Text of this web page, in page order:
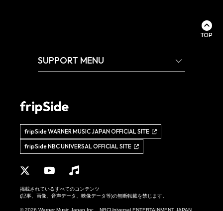
TOP
SUPPORT MENU
fripSide WARNER MUSIC JAPAN OFFICIAL SITE
fripSide NBC UNIVERSAL OFFICIAL SITE
掲載されているすべてのコンテンツ
(記事、画像、音声データ、映像データ等)の無断転載を禁じます。
© 2026 Warner Music Japan Inc. , NBCUniversal ENTERTAINMENT JAPAN,